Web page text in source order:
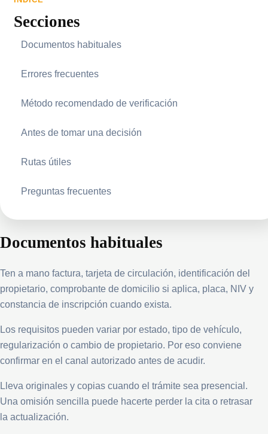
Secciones
Documentos habituales
Errores frecuentes
Método recomendado de verificación
Antes de tomar una decisión
Rutas útiles
Preguntas frecuentes
Documentos habituales
Ten a mano factura, tarjeta de circulación, identificación del
propietario, comprobante de domicilio si aplica, placa, NIV y
constancia de inscripción cuando exista.
Los requisitos pueden variar por estado, tipo de vehículo,
regularización o cambio de propietario. Por eso conviene
confirmar en el canal autorizado antes de acudir.
Lleva originales y copias cuando el trámite sea presencial.
Una omisión sencilla puede hacerte perder la cita o retrasar
la actualización.